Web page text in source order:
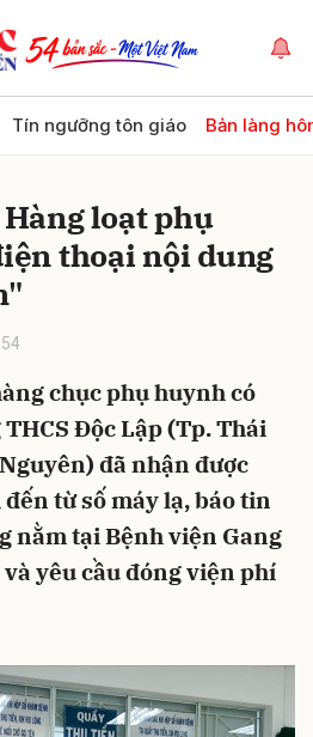
Tín ngưỡng tôn giáo Bản làng
loạt phụ
thoại nội dung
chục phụ huynh có
Độc Lập (Tp. Thái
đã nhận được
từ số máy lạ, báo tin
nằm tại Bệnh viện Gang
yêu cầu đóng viện phí